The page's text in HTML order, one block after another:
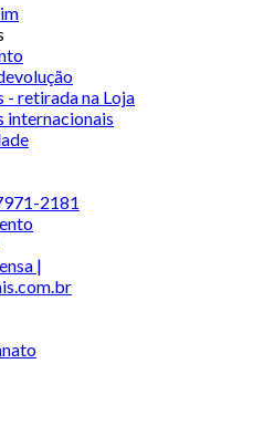
- retirada na Loja
internacionais
2181
|